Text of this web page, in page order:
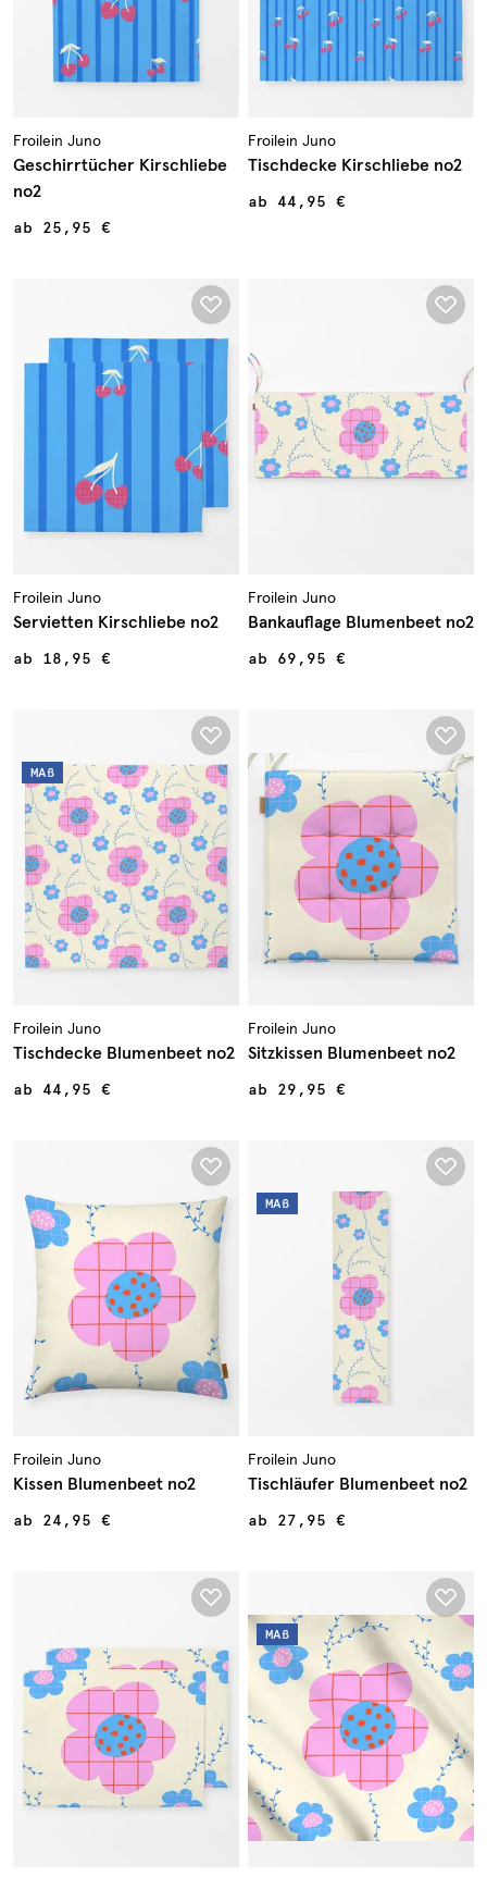
Froilein Juno
Geschirrtücher Kirschliebe
no2
ab 25,95 €
Froilein Juno
Tischdecke Kirschliebe no2
ab 44,95 €
Froilein Juno
Servietten Kirschliebe no2
ab 18,95 €
Froilein Juno
Bankauflage Blumenbeet no2
ab 69,95 €
MAß
Froilein Juno
Tischdecke Blumenbeet no2
ab 44,95 €
Froilein Juno
Sitzkissen Blumenbeet no2
ab 29,95 €
Froilein Juno
Kissen Blumenbeet no2
ab 24,95 €
MAß
Froilein Juno
Tischläufer Blumenbeet no2
ab 27,95 €
MAß